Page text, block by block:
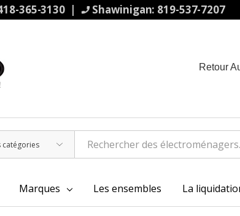
365-3130 | Shawinigan: 819-537-7207
Retour
Marques Les ensembles La